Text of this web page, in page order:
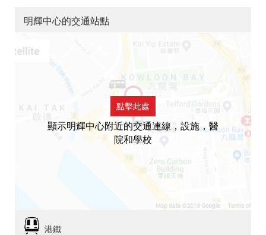
明輝中心的交通站點
點擊此處
顯示明輝中心附近的交通連線，設施，醫
院和學校
港鐵